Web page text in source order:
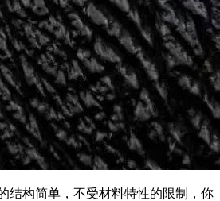
结构简单，不受材料特性的限制，你